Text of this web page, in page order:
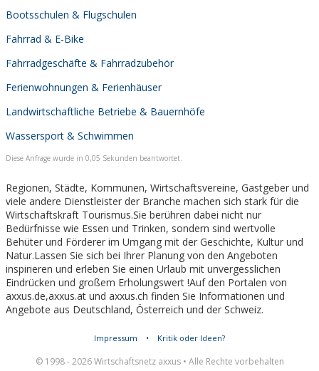
Bootsschulen & Flugschulen
Fahrrad & E-Bike
Fahrradgeschäfte & Fahrradzubehör
Ferienwohnungen & Ferienhäuser
Landwirtschaftliche Betriebe & Bauernhöfe
Wassersport & Schwimmen
Diese Anfrage wurde in 0,05 Sekunden beantwortet.
Regionen, Städte, Kommunen, Wirtschaftsvereine, Gastgeber und
viele andere Dienstleister der Branche machen sich stark für die
Wirtschaftskraft Tourismus.Sie berühren dabei nicht nur
Bedürfnisse wie Essen und Trinken, sondern sind wertvolle
Behüter und Förderer im Umgang mit der Geschichte, Kultur und
Natur.Lassen Sie sich bei Ihrer Planung von den Angeboten
inspirieren und erleben Sie einen Urlaub mit unvergesslichen
Eindrücken und großem Erholungswert !Auf den Portalen von
axxus.de,axxus.at und axxus.ch finden Sie Informationen und
Angebote aus Deutschland, Österreich und der Schweiz.
Impressum • Kritik oder Ideen?
© 1998 - 2026 Wirtschaftsnetz axxus • Alle Rechte vorbehalten